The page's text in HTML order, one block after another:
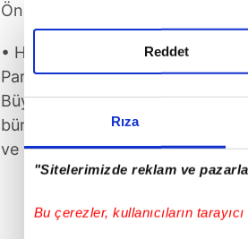
Rıza
"Sitelerimizde reklam ve
Bu çerezler, kullanıcıların
Reddet
Önümüzdeki günlerde şirket
• Haberlerde iddia edildiği gibi
Parti teşkilat mensupları
Büyükşehir Belediye Meclisi
bürokratlarımız, meslek
ve de CHP'li ilçe belediyesi